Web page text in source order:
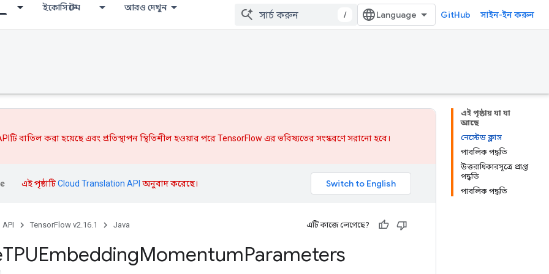
ইকোসিস্টেম আরও দেখুন
/ GitHub সাইন-ইন করুন
এই পৃষ্ঠায় যা যা
আছে
নেস্টেড ক্লাস
পাবলিক পদ্ধতি
উত্তরাধিকারসূত্রে প্রাপ্ত
পদ্ধতি
পাবলিক পদ্ধতি
বাতিল করা হয়েছে এবং প্রতিস্থাপনস্থিতিশীল হওয়ার পরে TensorFlow এর ভবিষ্যতের সংস্করণে সরানো হবে।
এই পৃষ্ঠাটিCloud Translation API অনুবাদ করেছে।
API TensorFlow v2.16.1 Java এটি কাজে লেগেছে?
TPUEmbeddingMomentumParameters